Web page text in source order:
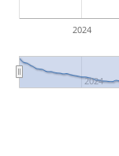
2024
2024